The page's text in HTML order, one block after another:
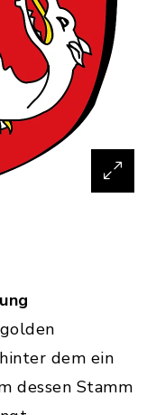
dem ein
dessen Stamm